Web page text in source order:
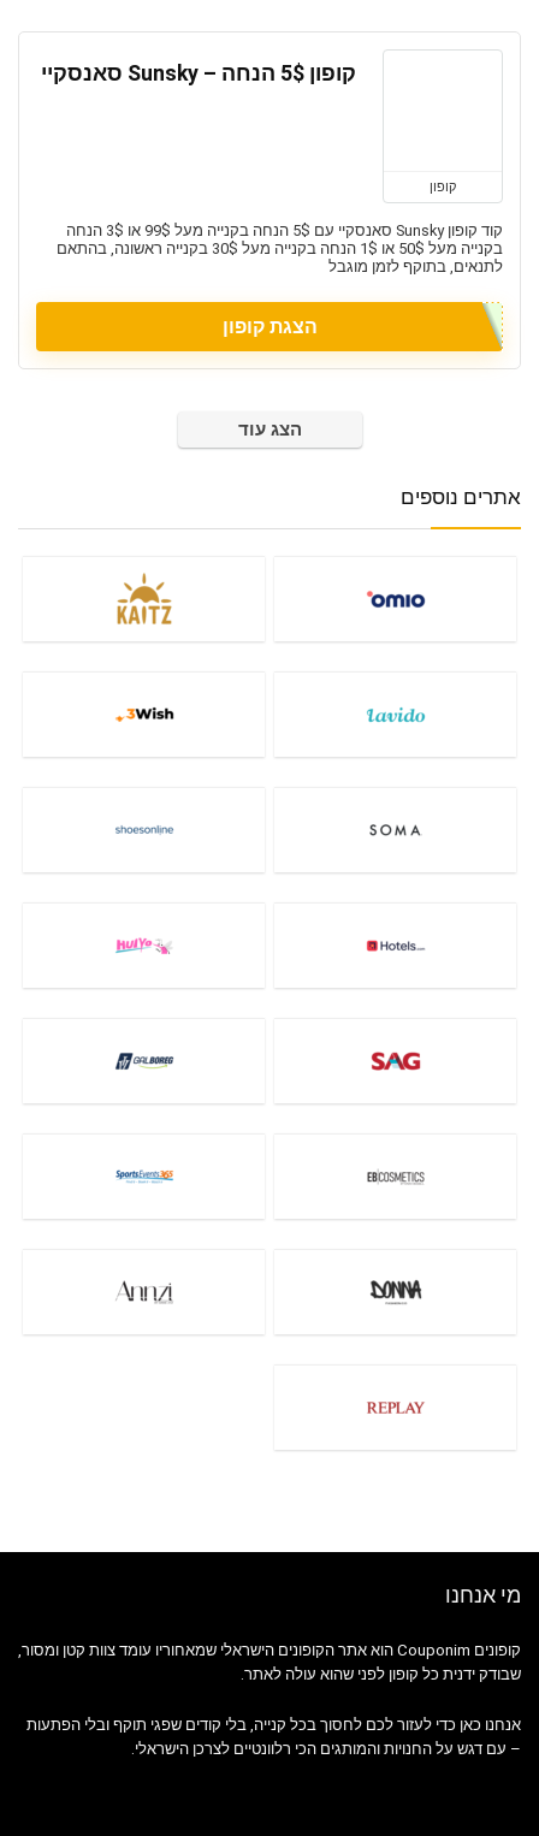
קופון
קופון 5$ הנחה – Sunsky סאנסקיי
קוד קופון Sunsky סאנסקיי עם 5$ הנחה בקנייה מעל 99$ או 3$ הנחה
בקנייה מעל 50$ או 1$ הנחה בקנייה מעל 30$ בקנייה ראשונה, בהתאם
לתנאים, בתוקף לזמן מוגבל
הצגת קופון
הצג עוד
אתרים נוספים
מי אנחנו
קופונים Couponim הוא אתר הקופונים הישראלי שמאחוריו עומד צוות קטן ומסור,
שבודק ידנית כל קופון לפני שהוא עולה לאתר.
אנחנו כאן כדי לעזור לכם לחסוך בכל קנייה, בלי קודים שפגי תוקף ובלי הפתעות
– עם דגש על החנויות והמותגים הכי רלוונטיים לצרכן הישראלי.